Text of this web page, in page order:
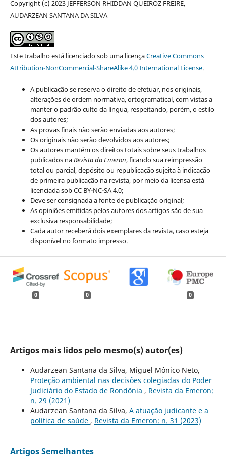
Copyright (c) 2023 JEFFERSON RHIDDAN QUEIROZ FREIRE,
AUDARZEAN SANTANA DA SILVA
Este trabalho está licenciado sob uma licençaCreative Commons
Attribution-NonCommercial-ShareAlike 4.0 International License.
A publicação se reserva o direito de efetuar, nos originais,
alterações de ordem normativa, ortogramatical, com vistas a
manter o padrão culto da língua, respeitando, porém, o estilo
dos autores;
As provas finais não serão enviadas aos autores;
Os originais não serão devolvidos aos autores;
Os autores mantém os direitos totais sobre seus trabalhos
publicados naRevista da Emeron, ficando sua reimpressão
total ou parcial, depósito ou republicação sujeita à indicação
de primeira publicação na revista, por meio da licensa está
licenciada sob CC BY-NC-SA 4.0;
Deve ser consignada a fonte de publicação original;
As opiniões emitidas pelos autores dos artigos são de sua
exclusiva responsabilidade;
Cada autor receberá dois exemplares da revista, caso esteja
disponível no formato impresso.
0 0 0
Artigos mais lidos pelo mesmo(s) autor(es)
Audarzean Santana da Silva, Miguel Mônico Neto,
Proteção ambiental nas decisões colegiadas do Poder
Judiciário do Estado de Rondônia , Revista da Emeron:
n. 29 (2021)
Audarzean Santana da Silva, A atuação judicante e a
política de saúde , Revista da Emeron: n. 31 (2023)
Artigos Semelhantes